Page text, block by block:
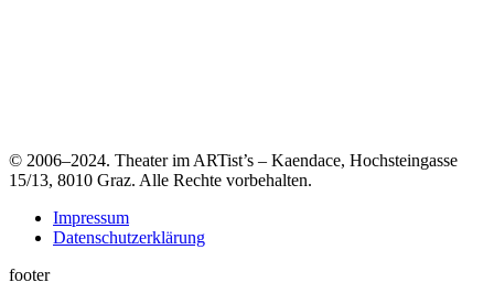
© 2006–2024. Theater im ARTist’s – Kaendace, Hochsteingasse
15/13, 8010 Graz. Alle Rechte vorbehalten.
Impressum
Datenschutzerklärung
footer